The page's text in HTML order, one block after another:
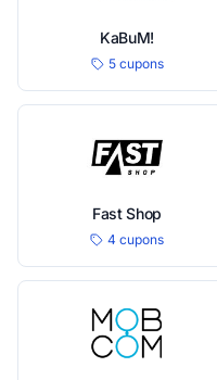
KaBuM!
5 cupons
Fast Shop
4 cupons